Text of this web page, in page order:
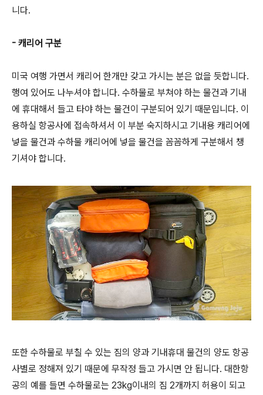
니다.
- 캐리어 구분
미국 여행 가면서 캐리어 한개만 갖고 가시는 분은 없을 듯합니다.
행여 있어도 나누셔야 합니다. 수하물로 부쳐야 하는 물건과 기내
에 휴대해서 들고 타야 하는 물건이 구분되어 있기 때문입니다. 이
용하실 항공사에 접속하셔서 이 부분 숙지하시고 기내용 캐리어에
넣을 물건과 수하물 캐리어에 넣을 물건을 꼼꼼하게 구분해서 챙
기셔야 합니다.
또한 수하물로 부칠 수 있는 짐의 양과 기내휴대 물건의 양도 항공
사별로 정해져 있기 때문에 무작정 들고 가시면 안 됩니다. 대한항
공의 예를 들면 수하물로는 23kg이내의 짐 2개까지 허용이 되고